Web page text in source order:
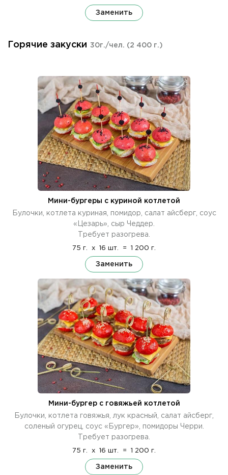
Заменить
Горячие закуски 30г./чел. (2 400 г.)
Мини-бургеры с куриной котлетой
Булочки, котлета куриная, помидор, салат айсберг, соус
«Цезарь», сыр Чеддер.
Требует разогрева.
75 г. x 16 шт. = 1 200 г.
Заменить
Мини-бургер с говяжьей котлетой
Булочки, котлета говяжья, лук красный, салат айсберг,
соленый огурец, соус «Бургер», помидоры Черри.
Требует разогрева.
75 г. x 16 шт. = 1 200 г.
Заменить